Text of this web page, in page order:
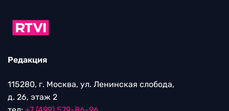
Редакция
115280, г. Москва, ул. Ленинская слобода,
д. 26, этаж 2